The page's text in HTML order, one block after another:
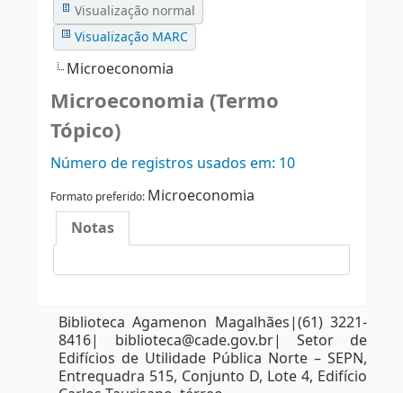
Visualização normal
Visualização MARC
Microeconomia
Microeconomia (Termo
Tópico)
Número de registros usados ​​em: 10
Formato preferido: Microeconomia
Notas
Biblioteca Agamenon Magalhães|(61) 3221-
8416| biblioteca@cade.gov.br| Setor de
Edifícios de Utilidade Pública Norte – SEPN,
Entrequadra 515, Conjunto D, Lote 4, Edifício